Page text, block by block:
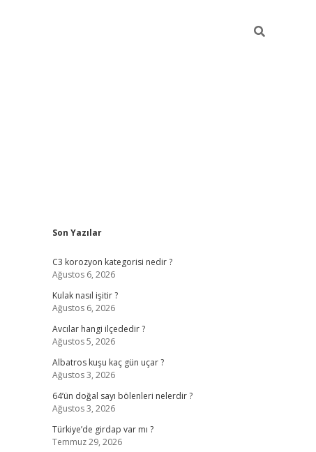
Sidebar
Son Yazılar
C3 korozyon kategorisi nedir ?
Ağustos 6, 2026
Kulak nasıl işitir ?
Ağustos 6, 2026
Avcılar hangi ilçededir ?
Ağustos 5, 2026
Albatros kuşu kaç gün uçar ?
Ağustos 3, 2026
64’ün doğal sayı bölenleri nelerdir ?
Ağustos 3, 2026
Türkiye’de girdap var mı ?
Temmuz 29, 2026
elexbet yeni adresi